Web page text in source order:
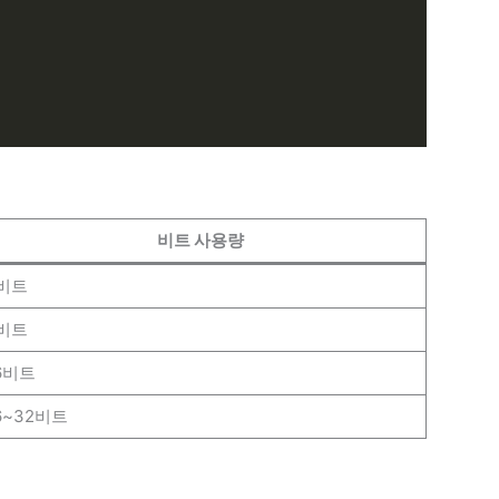
비트 사용량
트
트
트
비트